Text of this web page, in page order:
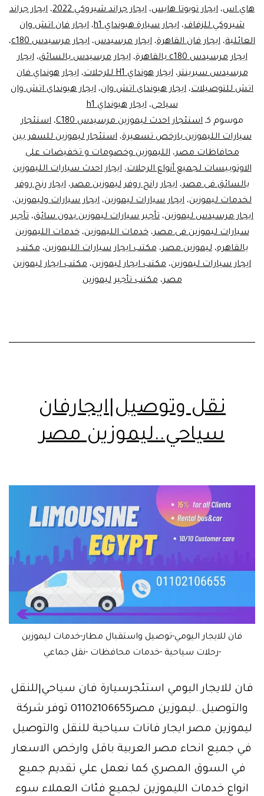
هاي اس، ايجار تويوتا هايس، ايجار جراند شيروكي 2022 ، ايجار جراند
شيروكي للزفاف، ايجار سيارة هيونداي h1 ، ايجار فان اتش وان
العائلية، ايجار فان القاهرة، ايجار مرسيدس، ايجار مرسيدس c180
،
ايجار مرسيدس c180 بالقاهرة
،ايجار مرسيدس بالسائق،ايجار
مرسيدس سبرينتر،ايجار هونداي H1 للرحلات ،ايجار هونداي فان
اتش للتوصيلات، ايجار هيونداى اتش وان، ايجار هيونداى اتش وان
سياحى،ايجار هيونداي h1
موسوم كـ استئجار احدث ليموزين مرسيدس C180 ، استئجار
سيارات الليموزين بارخص تسعيرة، استئجار ليموزين للسفر بين
محافاظات مصر،الليموزين وخصومات و تخفيضات على
الاوتوبيسات لجميع أنواع الرحلات،ايجار احدث سيارات الليموزين
بالسائق فى مصر،ايجار رانج روفر ليموزين مصر،ايجار رنج روفر
لخدمات ليموزين، ايجار سيارات ليموزين، ايجار سيارات وليموزين،
ايجار مرسيدس ليموزين، تأجير سيارات ليموزين بدون سائق، تأجير
سيارات ليموزين فى مصر،خدمات الليموزين،خدمات الليموزين
بالقاهره،ليموزين مصر،مكتب ايجار سيارات الليموزين،مكتب
ايجار سيارات ليموزين، مكتب ايجار ليموزين، مكتب ايجار ليموزين
مصر،مكتب تأجير ليموزين
نقل وتوصيل|ايجارفان
سياحي..ليموزين مصر
فان للايجار اليومي-توصيل واستقبال مطار-خدمات ليموزين
-رحلات سياحية -خدمات محافظات -نقل جماعي
فان للايجار اليومي استئجرسيارة فان سياحي|للنقل
والتوصيل..ليموزين مصر01102106655 توفر شركة
ليموزين مصر ايجار فانات سياحية للنقل والتوصيل
في جميع انحاء مصر العربية باقل وارخص الاسعار
في السوق المصري كما نعمل علي تقديم جميع
انواع خدمات الليموزين لجميع فئات العملاء سوء